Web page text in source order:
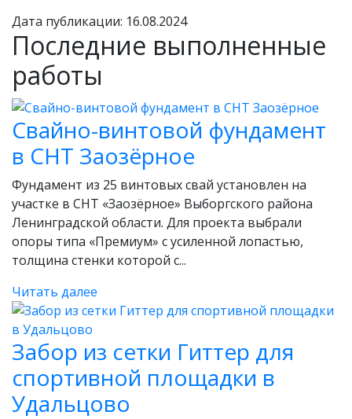
Дата публикации: 16.08.2024
Последние выполненные
работы
Свайно-винтовой фундамент
в СНТ Заозёрное
Фундамент из 25 винтовых свай установлен на
участке в СНТ «Заозёрное» Выборгского района
Ленинградской области. Для проекта выбрали
опоры типа «Премиум» с усиленной лопастью,
толщина стенки которой с...
Читать далее
Забор из сетки Гиттер для
спортивной площадки в
Удальцово